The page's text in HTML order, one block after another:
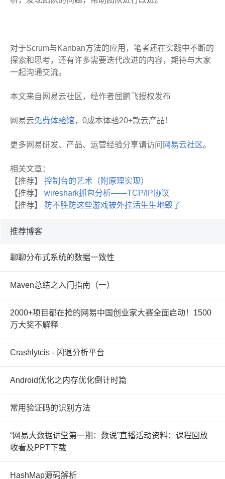
对于Scrum与Kanban方法的应用，笔者还在实践中不断的
探索和思考，还有许多需要迭代改进的内容，期待与大家
一起沟通交流。
本文来自网易云社区，经作者屈鹏飞授权发布
网易云免费体验馆 ，0成本体验20+款云产品！
更多网易研发、产品、运营经验分享请访问 网易云社区。
相关文章：
【推荐】 控制台的艺术（附原理实现）
【推荐】 wireshark抓包分析——TCP/IP协议
【推荐】
防不胜防这些游戏被外挂活生生地毁了
推荐博客
聊聊分布式系统的数据一致性
Maven总结之入门指南（一）
2000+项目都在抢的网易中国创业家大赛全面启动！1500
万大奖不解释
Crashlytcis - 闪退分析平台
Android优化之内存优化倒计时篇
常用验证码的识别方法
“网易大数据讲堂第一期：数说”直播活动资料：课程回放
收看及PPT下载
HashMap源码解析